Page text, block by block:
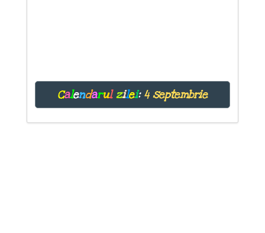
Calendarul zilei: 4 septembrie